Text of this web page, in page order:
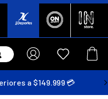
a $149.999 💳